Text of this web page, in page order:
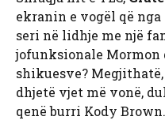
ekranin e vogël që
seri në lidhje me një
jofunksionale Mormon
shikuesve?
dhjetë vjet më vonë,
qenë burri Kody